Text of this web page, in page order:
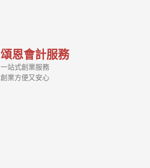
頌恩會計服務
一站式創業服務
創業方便又安心